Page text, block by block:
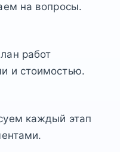
на вопросы.
работ
и стоимостью.
каждый этап